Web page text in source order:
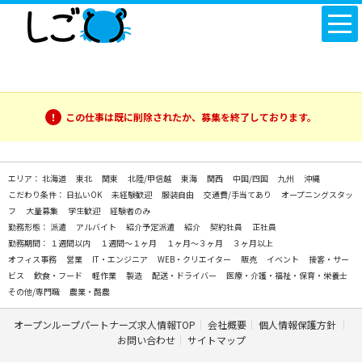
この仕事は既に削除されたか、募集を終了しております。
エリア： 北海道 東北 関東 北陸/甲信越 東海 関西 中国/四国 九州
沖縄
こだわり条件： 日払いOK 未経験歓迎 服装自由 交通費/手当てあり
オープニングスタッ
フ
大量募集 学生歓迎
経験者のみ
勤務形態： 派遣 アルバイト 紹介予定派遣 紹介 契約社員
正社員
勤務期間： １週間以内 １週間～１ヶ月 １ヶ月～３ヶ月
３ヶ月以上
オフィス事務
営業 IT・エンジニア WEB・クリエイター 販売 イベント
接客・サー
ビス
飲食・フード 軽作業 製造 配送・ドライバー
医療・介護・福祉・保育・栄養士
その他/専門職
農業・酪農
オープンループパートナーズ求人情報TOP 会社概要
個人情報保護方針
お問い合わせ
サイトマップ